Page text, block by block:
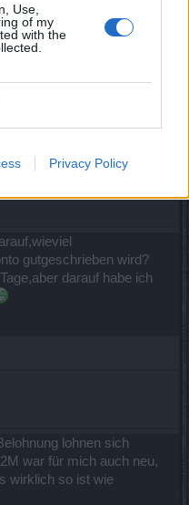
Use,
of my
with the
Privacy Policy
diese Anzeige ist
gutgeschrieben wird?
darauf habe ich
lohnen sich
war für mich auch neu,
wirklich so ist wie